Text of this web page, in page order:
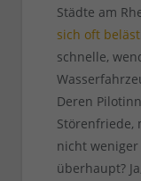
Städte am
sich oft
schnelle,
Deren
Störenfriede,
nicht
überhaupt?